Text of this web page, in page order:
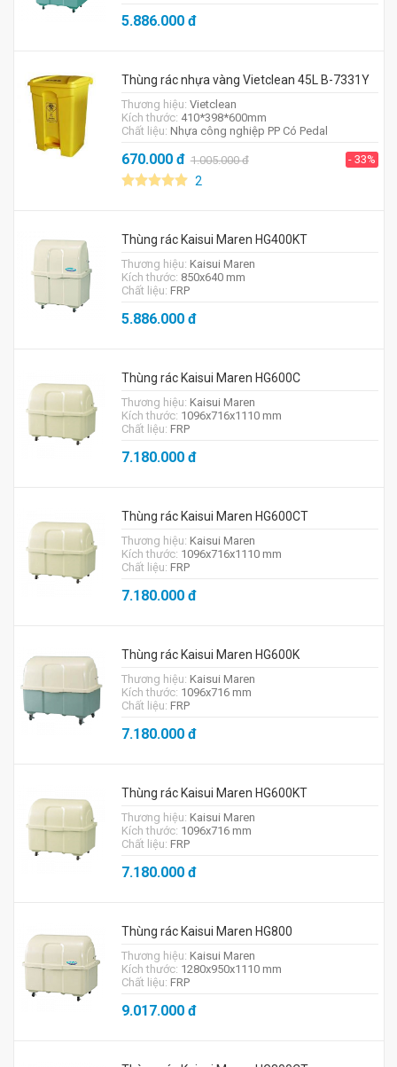
5.886.000đ
Thùng rác nhựa vàng Vietclean 45L B-7331Y
Thương hiệu: Vietclean
Kích thước: 410*398*600mm
Chất liệu: Nhựa công nghiệp PP Có Pedal
670.000đ 1.005.000đ - 33%
2
Thùng rác Kaisui Maren HG400KT
Thương hiệu: Kaisui Maren
Kích thước: 850x640 mm
Chất liệu: FRP
5.886.000đ
Thùng rác Kaisui Maren HG600C
Thương hiệu: Kaisui Maren
Kích thước: 1096x716x1110 mm
Chất liệu: FRP
7.180.000đ
Thùng rác Kaisui Maren HG600CT
Thương hiệu: Kaisui Maren
Kích thước: 1096x716x1110 mm
Chất liệu: FRP
7.180.000đ
Thùng rác Kaisui Maren HG600K
Thương hiệu: Kaisui Maren
Kích thước: 1096x716 mm
Chất liệu: FRP
7.180.000đ
Thùng rác Kaisui Maren HG600KT
Thương hiệu: Kaisui Maren
Kích thước: 1096x716 mm
Chất liệu: FRP
7.180.000đ
Thùng rác Kaisui Maren HG800
Thương hiệu: Kaisui Maren
Kích thước: 1280x950x1110 mm
Chất liệu: FRP
9.017.000đ